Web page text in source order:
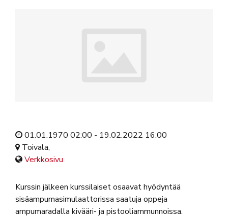
01.01.1970 02:00 - 19.02.2022 16:00
Toivala,
Verkkosivu
Kurssin jälkeen kurssilaiset osaavat hyödyntää
sisäampumasimulaattorissa saatuja oppeja
ampumaradalla kivääri- ja pistooliammunnoissa.